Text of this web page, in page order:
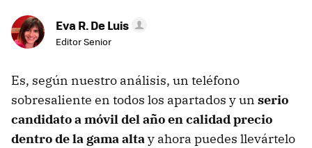
Eva R. De Luis
Editor Senior
Es, según nuestro análisis, un teléfono
sobresaliente en todos los apartados y un serio
candidato a móvil del año en calidad precio
dentro de la gama altay ahora puedes llevártelo